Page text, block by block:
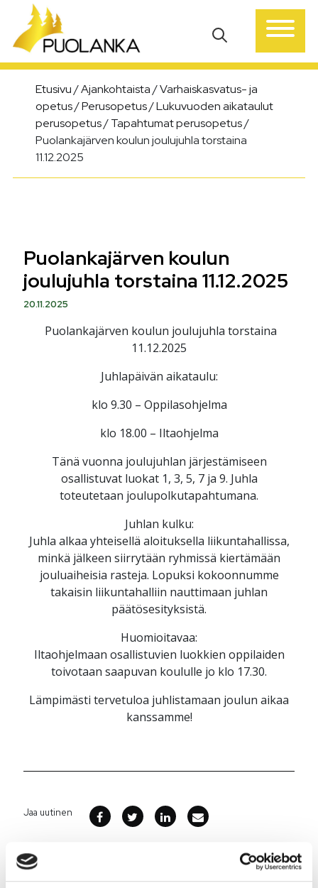
Päävalikko
Etusivu/Ajankohtaista/Varhaiskasvatus- ja
opetus/Perusopetus/Lukuvuoden aikataulut
perusopetus/Tapahtumat perusopetus/
Puolankajärven koulun joulujuhla torstaina
11.12.2025
Puolankajärven koulun
joulujuhla torstaina 11.12.2025
20.11.2025
Puolankajärven koulun joulujuhla torstaina
11.12.2025
Juhlapäivän aikataulu:
klo 9.30 – Oppilasohjelma
klo 18.00 – Iltaohjelma
Tänä vuonna joulujuhlan järjestämiseen
osallistuvat luokat 1, 3, 5, 7 ja 9. Juhla
toteutetaan joulupolkutapahtumana.
Juhlan kulku:
Juhla alkaa yhteisellä aloituksella liikuntahallissa,
minkä jälkeen siirrytään ryhmissä kiertämään
jouluaiheisia rasteja. Lopuksi kokoonnumme
takaisin liikuntahalliin nauttimaan juhlan
päätösesityksistä.
Huomioitavaa:
Iltaohjelmaan osallistuvien luokkien oppilaiden
toivotaan saapuvan koululle jo klo 17.30.
Lämpimästi tervetuloa juhlistamaan joulun aikaa
kanssamme!
Jaa uutinen
Ajankohtaista